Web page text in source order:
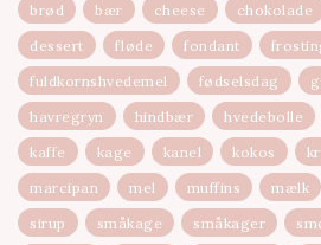
brød
bær cheese chokolade
dessert
fløde fondant
fuldkornshvedemel
fødselsdag
havregryn
hindbær hvedebolle
kaffe
kage kanel kokos
marcipan
mel muffins mælk
sirup
småkage småkager